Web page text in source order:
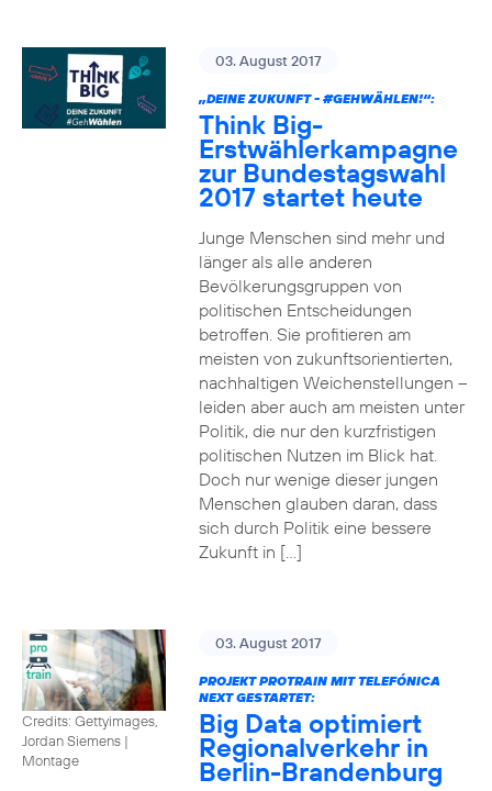
03. August 2017
„DEINE ZUKUNFT - #GEHWÄHLEN!“:
Think Big-
Erstwählerkampagne
zur Bundestagswahl
2017 startet heute
Junge Menschen sind mehr und
länger als alle anderen
Bevölkerungsgruppen von
politischen Entscheidungen
betroffen. Sie profitieren am
meisten von zukunftsorientierten,
nachhaltigen Weichenstellungen –
leiden aber auch am meisten unter
Politik, die nur den kurzfristigen
politischen Nutzen im Blick hat.
Doch nur wenige dieser jungen
Menschen glauben daran, dass
sich durch Politik eine bessere
Zukunft in […]
Credits: Gettyimages,
Jordan Siemens |
Montage
03. August 2017
PROJEKT PROTRAIN MIT TELEFÓNICA
NEXT GESTARTET:
Big Data optimiert
Regionalverkehr in
Berlin-Brandenburg